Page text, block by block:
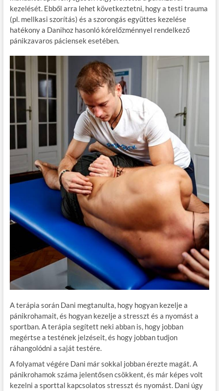
kezelését. Ebből arra lehet következtetni, hogy a testi trauma
(pl. mellkasi szorítás) és a szorongás együttes kezelése
hatékony a Danihoz hasonló kórelőzménnyel rendelkező
pánikzavaros páciensek esetében.
A terápia során Dani megtanulta, hogy hogyan kezelje a
pánikrohamait, és hogyan kezelje a stresszt és a nyomást a
sportban. A terápia segített neki abban is, hogy jobban
megértse a testének jelzéseit, és hogy jobban tudjon
ráhangolódni a saját testére.
A folyamat végére Dani már sokkal jobban érezte magát. A
pánikrohamok száma jelentősen csökkent, és már képes volt
kezelni a sporttal kapcsolatos stresszt és nyomást. Dani úgy